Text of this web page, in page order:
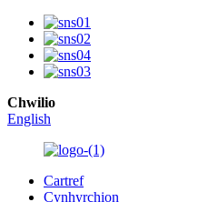
Chwilio
English
Cartref
Cynhyrchion